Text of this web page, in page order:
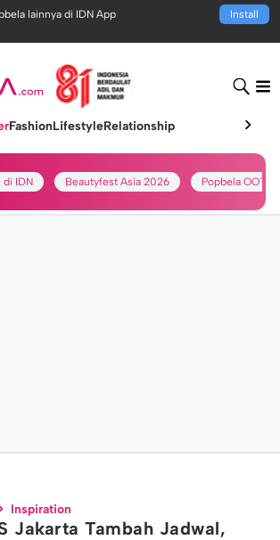
lainnya di IDN App Install
FashionLifestyleRelationship
di IDN Beautyfest Asia 2026 Popbela OOTD
Inspiration
Jakarta Tambah Jadwal,